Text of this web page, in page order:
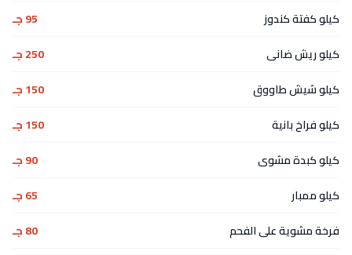
كيلو كفتة كندوز
95 جـ
كيلو ريش ضانى
250 جـ
كيلو شيش طاووق
150 جـ
كيلو فراخ بانية
150 جـ
كيلو كبدة مشوى
90 جـ
كيلو ممبار
65 جـ
فرخة مشوية على الفحم
80 جـ